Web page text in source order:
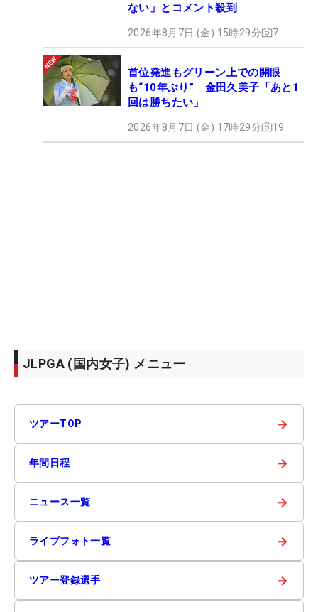
ない」とコメント殺到
2026年8月7日 (金) 15時29分 7
首位発進もグリーン上での開眼
も“10年ぶり” 金田久美子「あと1
回は勝ちたい」
2026年8月7日 (金) 17時29分 19
JLPGA (国内女子) メニュー
ツアーTOP →
年間日程 →
ニュース一覧 →
ライブフォト一覧 →
ツアー登録選手 →